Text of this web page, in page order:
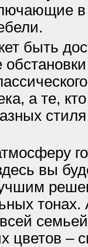
быть
а те,
вы
цветов –